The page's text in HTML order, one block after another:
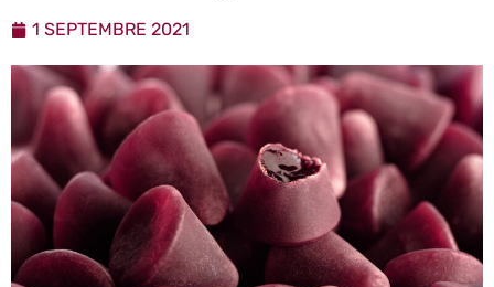
1 SEPTEMBRE 2021